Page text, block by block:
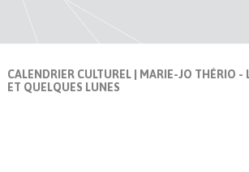
CALENDRIER CULTUREL| MARIE-JO THÉRIO -
ET QUELQUES LUNES